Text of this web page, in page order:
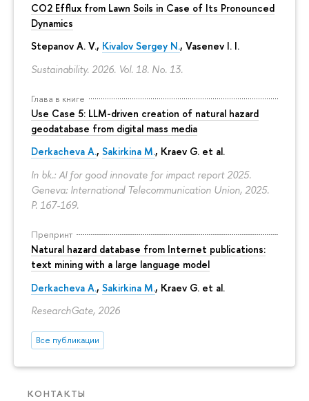
CO2 Efflux from Lawn Soils in Case of Its Pronounced
Dynamics
Stepanov A. V., Kivalov Sergey N., Vasenev I. I.
Sustainability. 2026. Vol. 18. No. 13.
Глава в книге
Use Case 5: LLM-driven creation of natural hazard
geodatabase from digital mass media
Derkacheva A., Sakirkina M., Kraev G. et al.
In bk.: AI for good innovate for impact report 2025.
Geneva: International Telecommunication Union, 2025.
P. 167-169.
Препринт
Natural hazard database from Internet publications:
text mining with a large language model
Derkacheva A., Sakirkina M., Kraev G. et al.
ResearchGate, 2026
Все публикации
КОНТАКТЫ